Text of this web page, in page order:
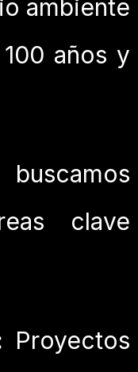
ambiente
años y
clave
Proyectos